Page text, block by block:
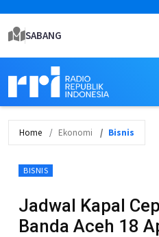
SABANG
Home Ekonomi Bisnis
BISNIS
Jadwal Kapal
Banda Aceh 18